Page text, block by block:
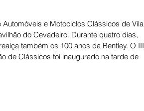
e Motociclos Clássicos de Vila
do Cevadeiro. Durante quatro dias,
também os 100 anos da Bentley. O III
de Clássicos foi inaugurado na tarde de